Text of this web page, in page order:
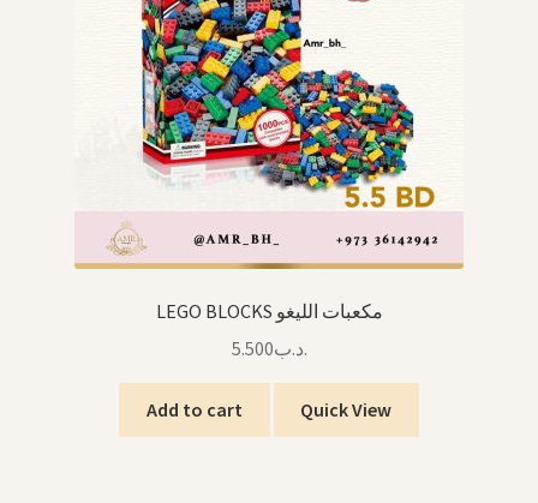
LEGO BLOCKS مكعبات الليغو
.د.ب5.500
Add to cart Quick View